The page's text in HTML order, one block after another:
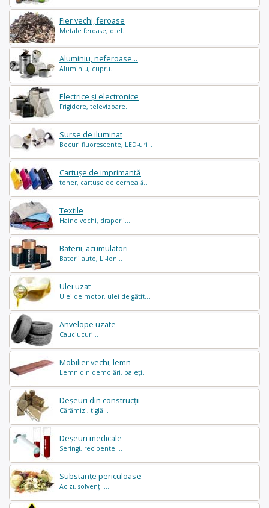
Fier vechi, feroase
Metale feroase, otel...
Aluminiu, neferoase...
Aluminiu, cupru...
Electrice și electronice
Frigidere, televizoare...
Surse de iluminat
Becuri fluorescente, LED-uri...
Cartușe de imprimantă
toner, cartușe de cerneală...
Textile
Haine vechi, draperii...
Baterii, acumulatori
Baterii auto, Li-Ion...
Ulei uzat
Ulei de motor, ulei de gătit...
Anvelope uzate
Cauciucuri...
Mobilier vechi, lemn
Lemn din demolări, paleți...
Deșeuri din construcții
Cărămizi, tiglă...
Deșeuri medicale
Seringi, recipente ...
Substanțe periculoase
Acizi, solvenți ...